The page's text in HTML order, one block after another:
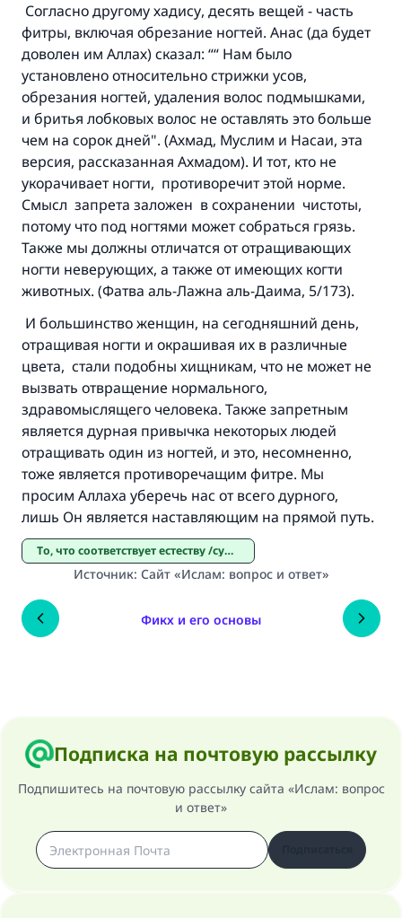
Согласно другому хадису, десять вещей - часть
фитры, включая обрезание ногтей. Анас (да будет
доволен им Аллах) сказал: ““ Нам было
установлено относительно стрижки усов,
обрезания ногтей, удаления волос подмышками,
и бритья лобковых волос не оставлять это больше
чем на сорок дней". (Ахмад, Муслим и Насаи, эта
версия, рассказанная Ахмадом). И тот, кто не
укорачивает ногти, противоречит этой норме.
Смысл запрета заложен в сохранении чистоты,
потому что под ногтями может собраться грязь.
Также мы должны отличатся от отращивающих
ногти неверующих, а также от имеющих когти
животных. (Фатва аль-Лажна аль-Даима, 5/173).
И большинство женщин, на сегодняшний день,
отращивая ногти и окрашивая их в различные
цвета, стали подобны хищникам, что не может не
вызвать отвращение нормального,
здравомыслящего человека. Также запретным
является дурная привычка некоторых людей
отращивать один из ногтей, и это, несомненно,
тоже является противоречащим фитре. Мы
просим Аллаха уберечь нас от всего дурного,
лишь Он является наставляющим на прямой путь.
То, что соответствует естеству /сунан аль-фитра/
Источник: Сайт «Ислам: вопрос и ответ»
Фикх и его основы
Подписка на почтовую рассылку
Подпишитесь на почтовую рассылку сайта «Ислам: вопрос
и ответ»
Ответ № 110845 помог сохранить
брак.
Помогите нам предоставить ответы Умме
Посланник Аллаха, мир ему и
благословение, сказал:
же награда как и совершившему его»
(МУСЛИМ, № 1893).
Участвуйте сейчас!